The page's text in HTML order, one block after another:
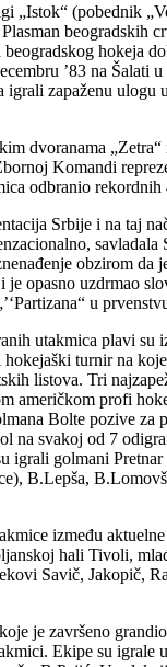
„Istok“ (pobednik
beogradskih
hokeja
’83 na Šalati
zapaženu
dvoranama „Zetra“
Komandi
odbranio rekordnih
Srbije i na taj
obzirom da
opasno uzdrmao
u
utakmica plavi
turnir na
listova. Tri
američkom profi
Bolte pozive
na svakoj od 7
igrali golmani
B.Lepša,
između
hali Tivoli,
Savič, Jakopič,
je završeno
Ekipe su